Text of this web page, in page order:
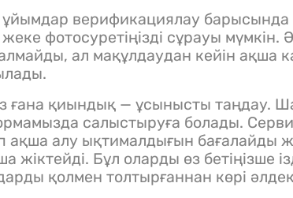
ұйымдар верификациялау
фотосуретіңізді сұрауы мүмкін.
ал мақұлдаудан кейін ақша
ғана қиындық — ұсынысты таңдау.
салыстыруға болады.
ақша алу ықтималдығын бағалайды
жіктейді. Бұл оларды өз бетіңізше
қолмен толтырғаннан көрі